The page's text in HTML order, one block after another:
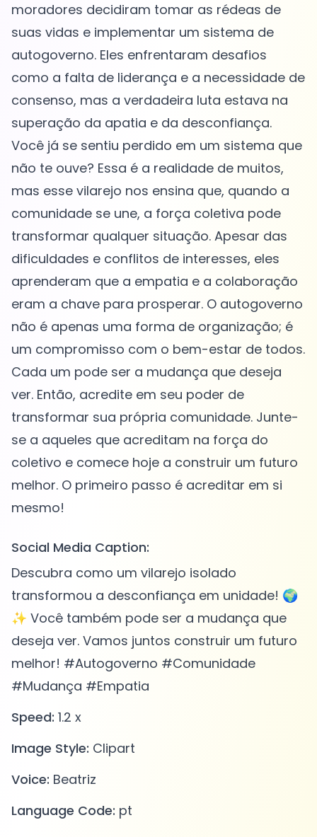
moradores decidiram tomar as rédeas de
suas vidas e implementar um sistema de
autogoverno. Eles enfrentaram desafios
como a falta de liderança e a necessidade de
consenso, mas a verdadeira luta estava na
superação da apatia e da desconfiança.
Você já se sentiu perdido em um sistema que
não te ouve? Essa é a realidade de muitos,
mas esse vilarejo nos ensina que, quando a
comunidade se une, a força coletiva pode
transformar qualquer situação. Apesar das
dificuldades e conflitos de interesses, eles
aprenderam que a empatia e a colaboração
eram a chave para prosperar. O autogoverno
não é apenas uma forma de organização; é
um compromisso com o bem-estar de todos.
Cada um pode ser a mudança que deseja
ver. Então, acredite em seu poder de
transformar sua própria comunidade. Junte-
se a aqueles que acreditam na força do
coletivo e comece hoje a construir um futuro
melhor. O primeiro passo é acreditar em si
Social Media Caption:
Descubra como um vilarejo isolado
transformou a desconfiança em unidade! 🌍
✨ Você também pode ser a mudança que
deseja ver. Vamos juntos construir um futuro
melhor! #Autogoverno #Comunidade
#Mudança #Empatia
Speed: 1.2 x
Image Style: Clipart
Voice: Beatriz
Language Code: pt